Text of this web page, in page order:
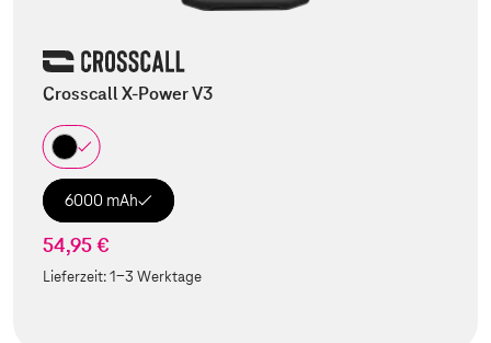
Crosscall X-Power V3
6000 mAh
54,95 €
Lieferzeit:1-3 Werktage